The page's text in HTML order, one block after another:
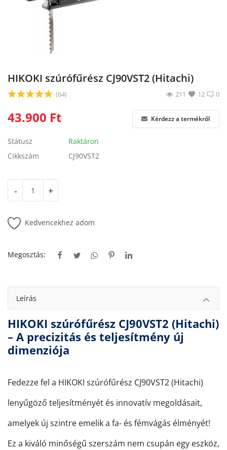
Bejelentkezés
HIKOKI szúrófűrész CJ90VST2 (Hitachi)
0
(64) 12
211
43.900 Ft Kérdezz a termékről
Státusz
Raktáron
Cikkszám
CJ90VST2
- +
Kedvencekhez adom
Megosztás:
Leírás
HIKOKI szúrófűrész CJ90VST2 (Hitachi)
– A precizitás és teljesítmény új
dimenziója
Fedezze fel a HIKOKI szúrófűrész CJ90VST2 (Hitachi)
lenyűgöző teljesítményét és innovatív megoldásait,
amelyek új szintre emelik a fa- és fémvágás élményét!
Ez a kiváló minőségű szerszám nem csupán egy eszköz,